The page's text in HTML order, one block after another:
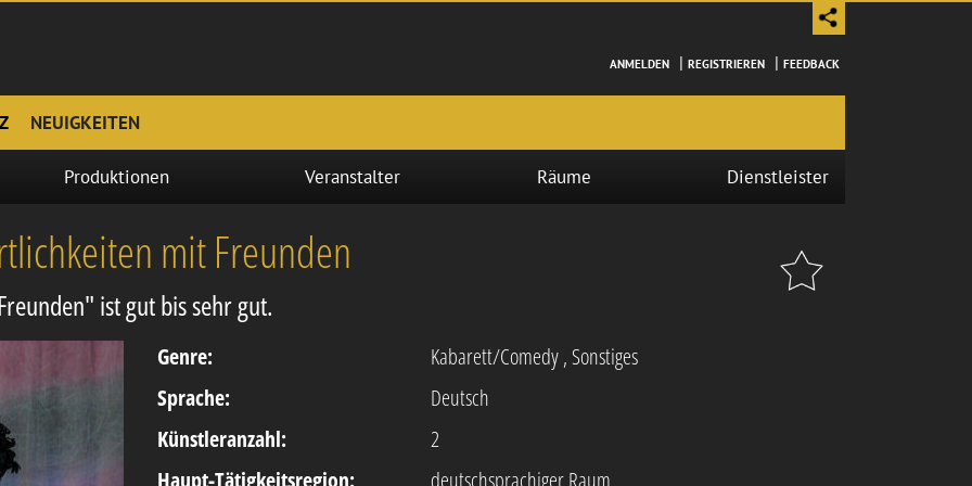
ANMELDEN | REGISTRIEREN | FEEDBACK
NEUIGKEITEN
Produktionen Veranstalter Räume Dienstleister
mit Freunden
ist gut bis sehr gut.
Genre: Kabarett/Comedy, Sonstiges
Sprache:
Deutsch
Künstleranzahl:
2
Haupt-Tätigkeitsregion:
deutschsprachiger Raum